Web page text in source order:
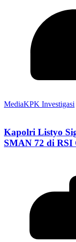
MediaKPK Investigasi
Kapolri Listyo
SMAN 72 di RSI